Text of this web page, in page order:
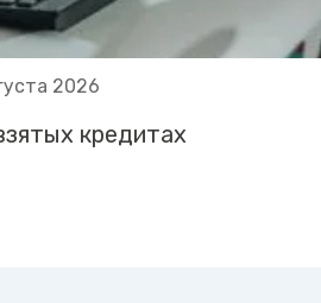
2026
кредитах